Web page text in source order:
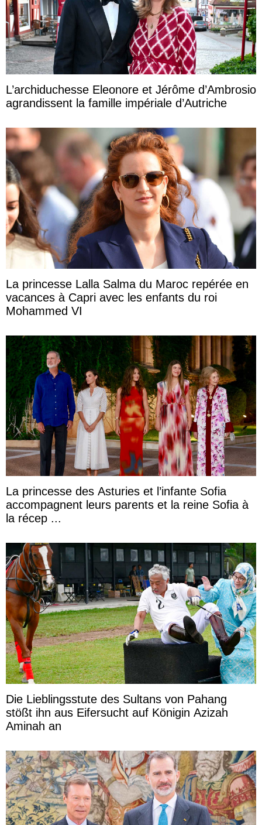
L’archiduchesse Eleonore et Jérôme d’Ambrosio
agrandissent la famille impériale d’Autriche
La princesse Lalla Salma du Maroc repérée en
vacances à Capri avec les enfants du roi
Mohammed VI
La princesse des Asturies et l’infante Sofia
accompagnent leurs parents et la reine Sofia à
la récep ...
Die Lieblingsstute des Sultans von Pahang
stößt ihn aus Eifersucht auf Königin Azizah
Aminah an